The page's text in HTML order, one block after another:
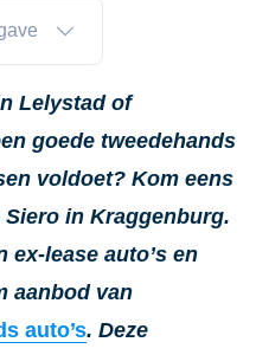
Lelystad of
goede tweedehands
voldoet? Kom eens
in Kraggenburg.
ex-lease auto’s en
aanbod van
auto’s. Deze